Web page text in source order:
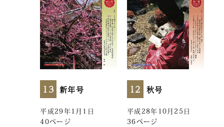
13 新年号
平成29年1月1日
40ページ
12 秋号
平成28年10月25日
36ページ